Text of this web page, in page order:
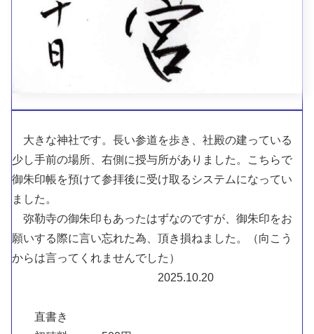
大きな神社です。長い参道を歩き、社殿の建っている
少し手前の場所、右側に授与所がありました。こちらで
御朱印帳を預けて参拝後に受け取るシステムになってい
ました。
弥勒寺の御朱印もあったはずなのですが、御朱印をお
願いする際に言い忘れた為、頂き損ねました。（向こう
からは言ってくれませんでした）
2025.10.20
直書き